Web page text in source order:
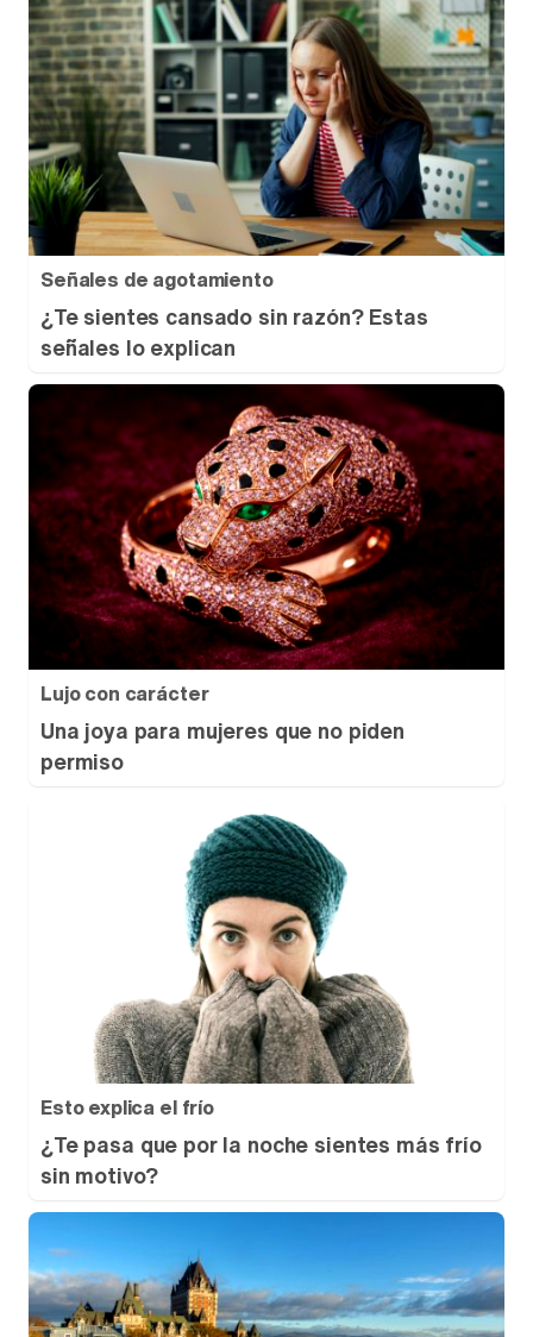
Señales de agotamiento
¿Te sientes cansado sin razón? Estas
señales lo explican
Lujo con carácter
Una joya para mujeres que no piden
permiso
Esto explica el frío
¿Te pasa que por la noche sientes más frío
sin motivo?